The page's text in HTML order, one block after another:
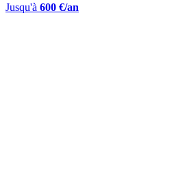
Jusqu'à 600 €/an